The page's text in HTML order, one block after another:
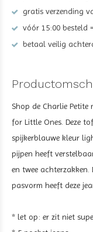
gratis verzending
vóór 15:00 besteld
betaal veilig
Shop de Charlie
for Little Ones. Deze
spijkerblauwe kleur
pijpen heeft
en twee achterzakken.
pasvorm heeft deze
* let op: er zit niet